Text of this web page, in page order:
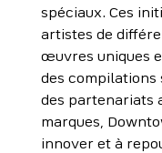
spéciaux. Ces
artistes de
œuvres uniques
des compilations
des partenariats
marques,
innover et à